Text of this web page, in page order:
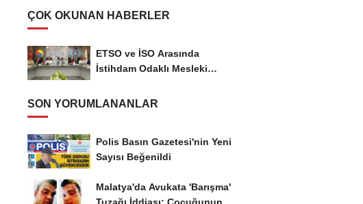
ÇOK OKUNAN HABERLER
ETSO ve İSO Arasında
İstihdam Odaklı Mesleki
SON YORUMLANANLAR
Polis Basın Gazetesi'nin Yeni
Sayısı Beğenildi
Malatya'da Avukata 'Barışma'